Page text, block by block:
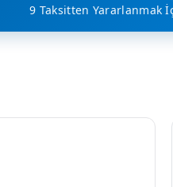
9 Taksitten Yararlanmak